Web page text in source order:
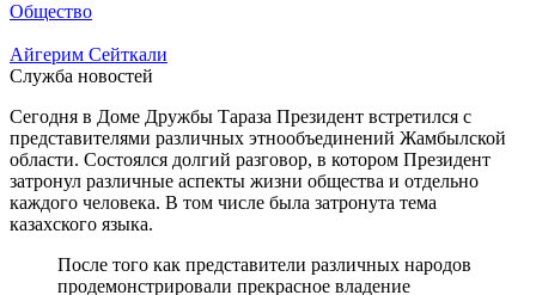
Общество
Айгерим Сейткали
Служба новостей
Сегодня в Доме Дружбы Тараза Президент встретился с
представителями различных этнообъединений Жамбылской
области. Состоялся долгий разговор, в котором Президент
затронул различные аспекты жизни общества и отдельно
каждого человека. В том числе была затронута тема
казахского языка.
После того как представители различных народов
продемонстрировали прекрасное владение